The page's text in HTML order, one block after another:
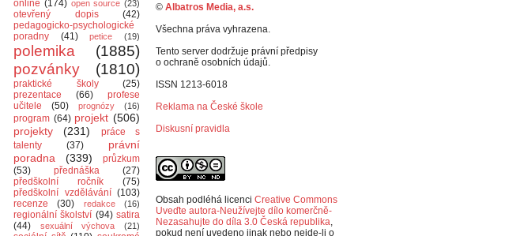
online (174) open source (23)
otevřený dopis
(42)
pedagogicko-psychologické
poradny
(41) petice (19)
polemika
(1885)
pozvánky
(1810)
praktické školy
(25)
prezentace
(66)
profese
učitele
(50) prognózy (16)
program (64) projekt (506)
projekty
(231)
práce s
talenty
(37)
právní
poradna
(339)
průzkum
(53)
přednáška
(27)
předškolní ročník
(75)
předškolní vzdělávání (103)
recenze
(30) redakce (16)
regionální školství (94) satira
(44)
sexuální výchova (21)
© Albatros Media, a.s.
Všechna práva vyhrazena.
Tento server dodržuje právní předpisy
o ochraně osobních údajů.
ISSN 1213-6018
Reklama na České škole
Diskusní pravidla
Obsah podléhá licenci Creative Commons
Uveďte autora-Neužívejte dílo komerčně-
Nezasahujte do díla 3.0 Česká republika,
pokud není uvedeno jinak nebo nejde-li o